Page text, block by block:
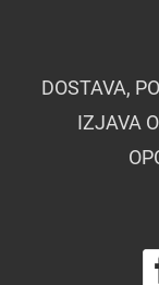
DOSTAVA,
IZJAVA